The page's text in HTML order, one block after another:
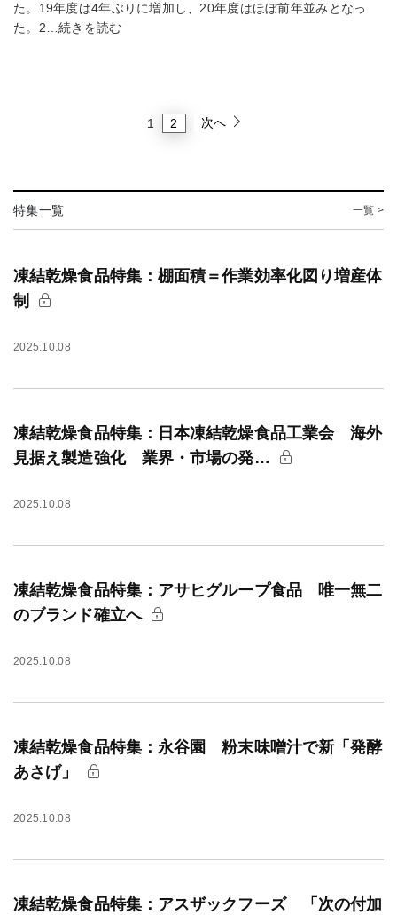
た。19年度は4年ぶりに増加し、20年度はほぼ前年並みとなっ
た。2…続きを読む
1 2 次へ
特集一覧 一覧 >
凍結乾燥食品特集：棚面積＝作業効率化図り増産体
制
2025.10.08
凍結乾燥食品特集：日本凍結乾燥食品工業会 海外
見据え製造強化 業界・市場の発…
2025.10.08
凍結乾燥食品特集：アサヒグループ食品 唯一無二
のブランド確立へ
2025.10.08
凍結乾燥食品特集：永谷園 粉末味噌汁で新「発酵
あさげ」
2025.10.08
凍結乾燥食品特集：アスザックフーズ 「次の付加